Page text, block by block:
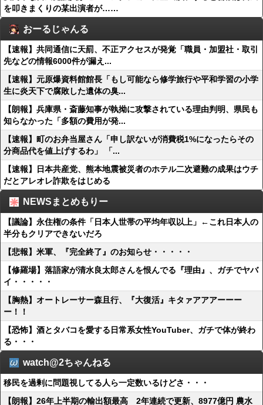
を叩きまくりの某出演者が……
おーるじゃんる
【速報】共同通信に天罰、不正アクセスが発覚「職員・加盟社・取引
先などの情報6000件が漏え...
【速報】元原爆資料館館長「もし可能なら修学旅行や平和学習の小学
生に炎天下で腐敗した遺体の臭...
【朗報】兵庫県・斎藤知事が執拗に攻撃されている理由判明、県民も
知らなかった「多額の費用が発...
【速報】町のお弁当屋さん「申し訳ないが消費税1%になったらその
分商品代を値上げするわ」 「...
【速報】日本共産党、熊本地震被災者のホテル二次避難の成果はウチ
だとアレオレ詐欺をはじめる
NEWSまとめもりー
【議論】永住権の条件「日本人世帯の平均年収以上」←これ日本人の
半分もクリアできないだろ
【悲報】米軍、『完全終了』のお知らせ・・・・・
【修羅場】落語家が清水良太郎さんを恨んでる『理由』、ガチでヤバ
イ・・・・・
【胸熱】オートレーサー森且行、『大復活』キタァアアアーーー
ー！！
【恐怖】酒とタバコを愛する日常系女性YouTuber、ガチで体が終わ
る・・・
watch@2ちゃんねる
移民を過剰に問題視してる人ら一定数いるけどさ・・・
【朗報】26年上半期の輸出額最高 2年連続で更新、8977億円 農水